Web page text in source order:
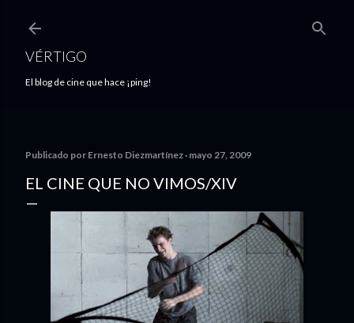
VÉRTIGO
El blog de cine que hace ¡ping!
Publicado por Ernesto Diezmartínez mayo 27, 2009
EL CINE QUE NO VIMOS/XIV